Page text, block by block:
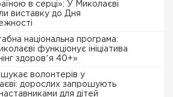
в серці»: У Миколаєві
виставку до Дня
національна програма:
функціонує ініціатива
здоровʼя 40+»
шукає волонтерів у
дорослих запрошують
для дітей